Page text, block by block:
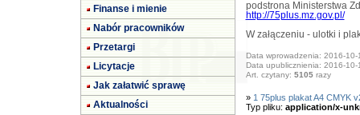
Finanse i mienie
Nabór pracowników
Przetargi
Licytacje
Jak załatwić sprawę
Aktualności
podstrona Ministerstwa
http://75plus.mz.gov.pl/
W załączeniu - ulotki i
Data wprowadzenia: 2016-10-
Data upublicznienia: 2016-10-
Art. czytany: 5105razy
» 1 75plus plakat A4 CMYK
Typ pliku: application/x-